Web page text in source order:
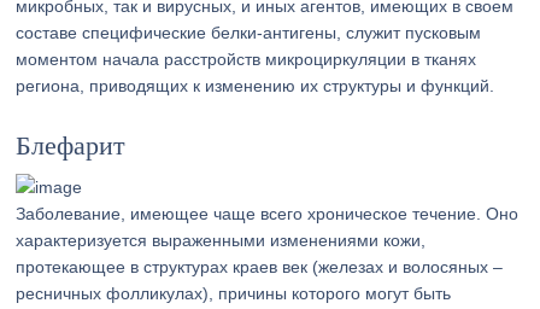
микробных, так и вирусных, и иных агентов, имеющих в своем
составе специфические белки-антигены, служит пусковым
моментом начала расстройств микроциркуляции в тканях
региона, приводящих к изменению их структуры и функций.
Блефарит
Заболевание, имеющее чаще всего хроническое течение. Оно
характеризуется выраженными изменениями кожи,
протекающее в структурах краев век (железах и волосяных –
ресничных фолликулах), причины которого могут быть